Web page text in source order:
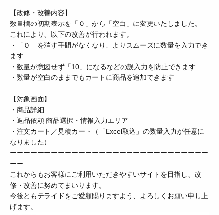
【改修・改善内容】
数量欄の初期表示を「０」から「空白」に変更いたしました。
これにより、以下の改善が行われます。
・「０」を消す手間がなくなり、よりスムーズに数量を入力でき
ます
・数量が意図せず「10」になるなどの誤入力を防止できます
・数量が空白のままでもカートに商品を追加できます
【対象画面】
・商品詳細
・返品依頼 商品選択・情報入力エリア
・注文カート／見積カート（「Excel取込」の数量入力が任意に
なりました）
ーーーーーーーーーーーーーーーーーーーーーーーーーーーーー
ーー
これからもお客様にご利用いただきやすいサイトを目指し、改
修・改善に努めてまいります。
今後ともテライドをご愛顧賜りますよう、よろしくお願い申し上
げます。